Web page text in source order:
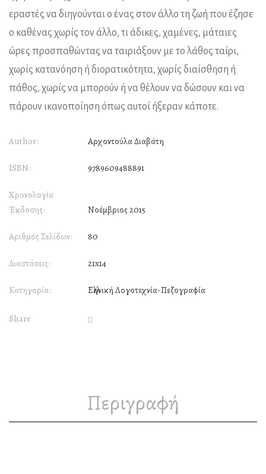
εραστές να διηγούνται ο ένας στον άλλο τη ζωή που έζησε
ο καθένας χωρίς τον άλλο, τι άδικες, χαμένες, μάταιες
ώρες προσπαθώντας να ταιριάξουν με το λάθος ταίρι,
χωρίς κατανόηση ή διορατικότητα, χωρίς διαίσθηση ή
πάθος, χωρίς να μπορούν ή να θέλουν να δώσουν και να
πάρουν ικανοποίηση όπως αυτοί ήξεραν κάποτε.
Author: Αρχοντούλα Διαβάτη
ISBN: 9789609488891
Χρονολογία
Έκδοσης:
Νοέμβριος 2015
Αριθμός Σελίδων: 80
Διαστάσεις: 21x14
Κατηγορία: Ελληνική Λογοτεχνία-Πεζογραφία
Share
Περιγραφή